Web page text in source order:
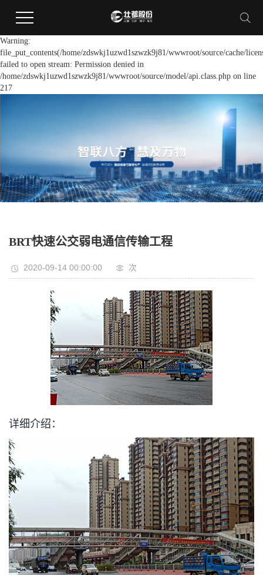
Warning:
file_put_contents(/home/zdswkj1uzwd1szwzk9j81/wwwroot/source/cache/
failed to open stream: Permission denied in
/home/zdswkj1uzwd1szwzk9j81/wwwroot/source/model/api.class.php on line
217
BRT快速公交弱电通信传输工程
2020-09-14 00:00:00 次
详细介绍：